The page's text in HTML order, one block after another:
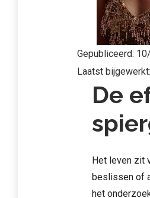
Gepubliceerd:
Laatst bijgewerkt:
De
Het leven zit
beslissen of
het